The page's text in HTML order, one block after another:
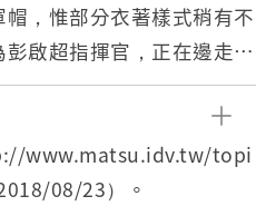
，惟部分衣著樣式稍有不
啟超指揮官，正在邊走邊
畫面左側停有3臺軍車，場
國50年時至馬祖擔任馬祖
任職期間對於馬祖地區有
www.matsu.idv.tw/topi
08/23）。